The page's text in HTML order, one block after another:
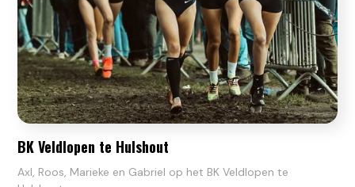
BK Veldlopen te Hulshout
Axl, Roos, Marieke en Gabriel op het BK Veldlopen te